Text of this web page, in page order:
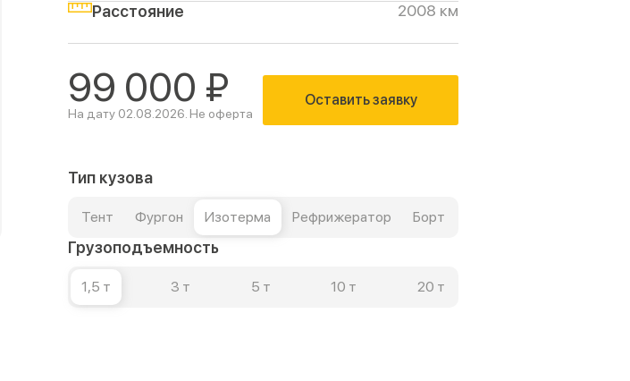
Расстояние 2008 км
99 000 ₽
На дату 02.08.2026. Не оферта
Оставить заявку
Тип кузова
Тент Фургон Изотерма Рефрижератор Борт
Грузоподъемность
1,5 т 3 т 5 т 10 т 20 т